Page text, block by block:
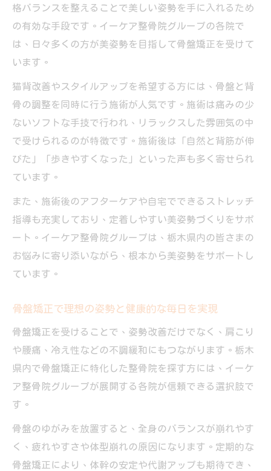
格バランスを整えることで美しい姿勢を手に入れるため
の有効な手段です。イーケア整骨院グループの各院で
は、日々多くの方が美姿勢を目指して骨盤矯正を受けて
います。
猫背改善やスタイルアップを希望する方には、骨盤と背
骨の調整を同時に行う施術が人気です。施術は痛みの少
ないソフトな手技で行われ、リラックスした雰囲気の中
で受けられるのが特徴です。施術後は「自然と背筋が伸
びた」「歩きやすくなった」といった声も多く寄せられ
ています。
また、施術後のアフターケアや自宅でできるストレッチ
指導も充実しており、定着しやすい美姿勢づくりをサポ
ート。イーケア整骨院グループは、栃木県内の皆さまの
お悩みに寄り添いながら、根本から美姿勢をサポートし
ています。
骨盤矯正で理想の姿勢と健康的な毎日を実現
骨盤矯正を受けることで、姿勢改善だけでなく、肩こり
や腰痛、冷え性などの不調緩和にもつながります。栃木
県内で骨盤矯正に特化した整骨院を探す方には、イーケ
ア整骨院グループが展開する各院が信頼できる選択肢で
す。
骨盤のゆがみを放置すると、全身のバランスが崩れやす
く、疲れやすさや体型崩れの原因になります。定期的な
骨盤矯正により、体幹の安定や代謝アップも期待でき、